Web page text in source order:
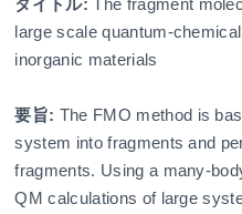
large scale quantum-
inorganic materials
要旨: The FMO method is
system into fragments and
fragments. Using a many-
QM calculations of large